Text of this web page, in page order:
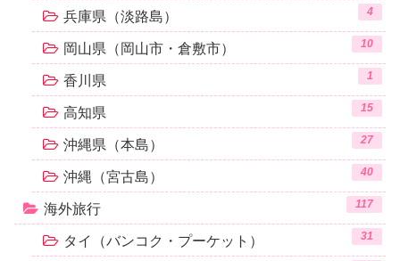
兵庫県（淡路島） 4
岡山県（岡山市・倉敷市） 10
香川県 1
高知県 15
沖縄県（本島） 27
沖縄（宮古島） 40
海外旅行 117
タイ（バンコク・プーケット） 31